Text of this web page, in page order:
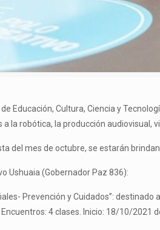
Educación, Cultura, Ciencia y
a la robótica, la producción audiovisual,
del mes de octubre, se estarán
Ushuaia (Gobernador Paz 836):
Prevención y Cuidados”: destinado
4 clases. Inicio: 18/10/2021